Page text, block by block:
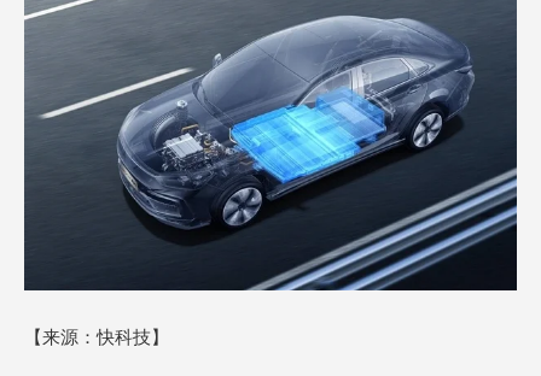
【来源：快科技】